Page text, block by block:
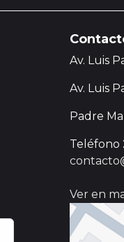
Av. Luis
Av. Luis
Padre
Teléfono
Ver en